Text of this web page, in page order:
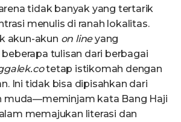
tidak banyak yang tertarik
menulis di ranah lokalitas.
akun-akun on lineyang
tulisan dari berbagai
tetap istikomah dengan
Ini tidak bisa dipisahkan dari
muda—meminjam kata Bang Haji
memajukan literasi dan